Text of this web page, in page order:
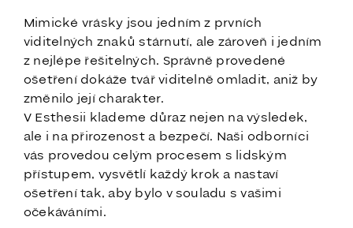
Mimické vrásky jsou jedním z prvních
viditelných znaků stárnutí, ale zároveň i jedním
z nejlépe řešitelných. Správně provedené
ošetření dokáže tvář viditelně omladit, aniž by
změnilo její charakter.
V Esthesii klademe důraz nejen na výsledek,
ale i na přirozenost a bezpečí. Naši odborníci
vás provedou celým procesem s lidským
přístupem, vysvětlí každý krok a nastaví
ošetření tak, aby bylo v souladu s vašimi
očekáváními.